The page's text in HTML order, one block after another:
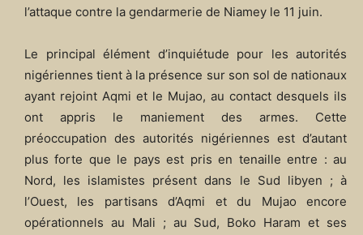
l’attaque contre la gendarmerie de Niamey le 11 juin.
Le principal élément d’inquiétude pour les autorités
nigériennes tient à la présence sur son sol de nationaux
ayant rejoint Aqmi et le Mujao, au contact desquels ils
ont appris le maniement des armes. Cette
préoccupation des autorités nigériennes est d’autant
plus forte que le pays est pris en tenaille entre : au
Nord, les islamistes présent dans le Sud libyen ; à
l’Ouest, les partisans d’Aqmi et du Mujao encore
opérationnels au Mali ; au Sud, Boko Haram et ses